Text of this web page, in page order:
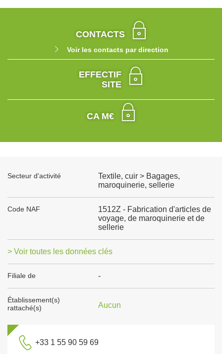
CONTACTS
Voir les contacts par direction
EFFECTIF
SITE
CA M€
Secteur d'activité
Textile, cuir > Bagages,
maroquinerie, sellerie
Code NAF
1512Z - Fabrication d'articles de
voyage, de maroquinerie et de
sellerie
> Voir toutes les données clés
Filiale de -
Établissement(s)
rattaché(s)
Aucun
+33 1 55 90 59 69